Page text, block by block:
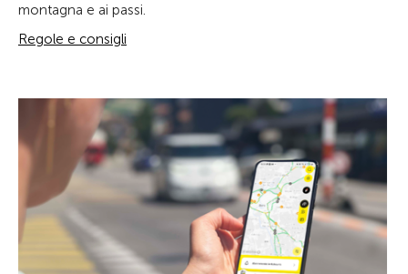
montagna e ai passi.
Regole e consigli